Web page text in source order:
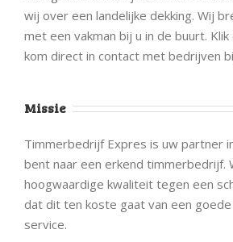
wij over een landelijke dekking. Wij
met een vakman bij u in de buurt.
kom direct in contact met bedrijven
Missie
Timmerbedrijf Expres is uw partner
bent naar een erkend timmerbedrijf.
hoogwaardige kwaliteit tegen een
dat dit ten koste gaat van een
service.